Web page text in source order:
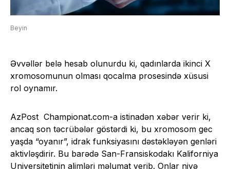
Beyin
Əvvəllər belə hesab olunurdu ki, qadınlarda ikinci X
xromosomunun olması qocalma prosesində xüsusi
rol oynamır.
AzPost Championat.com-a istinadən xəbər verir ki,
ancaq son təcrübələr göstərdi ki, bu xromosom gec
yaşda “oyanır”, idrak funksiyasını dəstəkləyən genləri
aktivləşdirir. Bu barədə San-Fransiskodakı Kaliforniya
Universitetinin alimləri məlumat verib. Onlar niyə